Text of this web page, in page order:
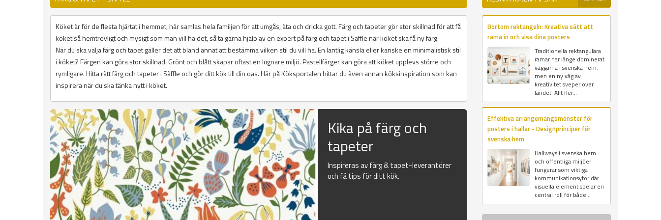
Köket är för de flesta hjärtat i hemmet, här samlas hela familjen för att umgås, äta och dricka gott. Färg och tapeter gör stor skillnad för att få
köket så hemtrevligt och mysigt som man vill ha det, så ta gärna hjälp av en expert på färg och tapet i Säffle när köket ska få ny färg.
När du ska välja färg och tapet gäller det att bland annat att bestämma vilken stil du vill ha. En lantlig känsla eller kanske en minimalistisk stil
i köket? Färgen kan göra stor skillnad. Grönt och blått skapar oftast en lugnare miljö. Pastellfärger kan göra att köket upplevs större och
rymligare. Hitta rätt färg och tapeter i Säffle och gör ditt kök till din oas. Här på Köksportalen hittar du även annan köksinspiration som kan
inspirera när du ska tänka nytt i köket.
Kika på färg och
tapeter
Inspireras av färg & tapet-leverantörer
och få tips för ditt kök.
Bortom rektangeln: Kreativa sätt att
rama in och visa dina posters
Traditionella rektangulära
ramar har länge dominerat
väggarna i svenska hem,
men en ny våg av
kreativitet sveper över
landet. Allt fler...
Effektiva arrangemangsmönster för
posters i hallar - Designprinciper för
svenska hem
Hallways i svenska hem
och offentliga miljöer
fungerar som viktiga
kommunikationsytor där
visuella element spelar en
central roll för både...